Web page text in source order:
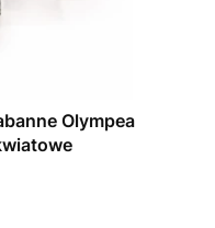
Olympea